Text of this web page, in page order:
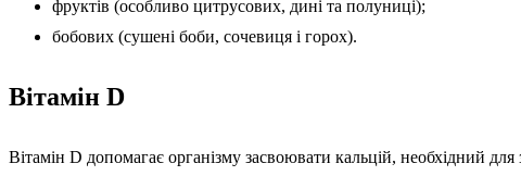
фруктів (особливо цитрусових, дині та полуниці);
бобових (сушені боби, сочевиця і горох).
Вітамін D
Вітамін D допомагає організму засвоювати кальцій, необхідний